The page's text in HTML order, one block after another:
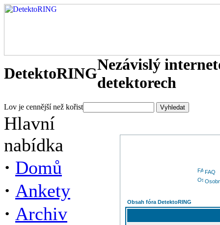
DetektoRINGNezávislý
detektorech
Lov je cennější než kořist
Hlavní
nabídka
· Domů
· Ankety
· Archiv
FAQ
Obsah fóra DetektoRING